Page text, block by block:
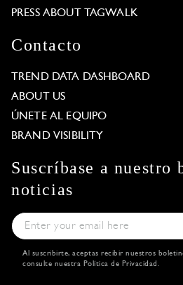
PRESS ABOUT TAGWALK
Contacto
TREND DATA DASHBOARD
ABOUT US
ÚNETE AL EQUIPO
BRAND VISIBILITY
Suscríbase a nuestro
noticias
Al suscribirte, aceptas recibir nuestros
consulte nuestra Política de Privacidad .